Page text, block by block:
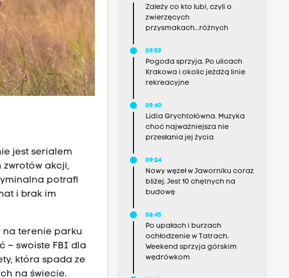
jest serialem
zwrotów akcji,
potrafi
i brak im
na terenie parku
– swoiste FBI dla
która spada ze
na świecie.
Zależy co kto lubi, czyli o
zwierzęcych
przysmakach...różnych
09:59
Pogoda sprzyja. Po ulicach
Krakowa i okolic jeżdżą linie
rekreacyjne
09:40
Lidia Grychtołówna. Muzyka
choć najważniejsza nie
przesłania jej życia
09:24
Nowy węzeł w Jaworniku coraz
bliżej. Jest 10 chętnych na
budowę
08:45
Po upałach i burzach
ochłodzenie w Tatrach.
Weekend sprzyja górskim
wędrówkom